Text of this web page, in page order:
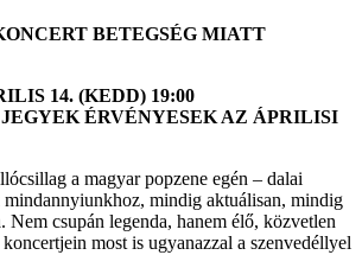
BETEGSÉG MIATT
14. (KEDD) 19:00
ÉRVÉNYESEK AZ ÁPRILISI
a magyar popzene egén – dalai
mindannyiunkhoz, mindig aktuálisan, mindig
Nem csupán legenda, hanem élő, közvetlen
most is ugyanazzal a szenvedéllyel